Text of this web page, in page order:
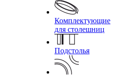
Комплектующие
для столешниц
Подстолья